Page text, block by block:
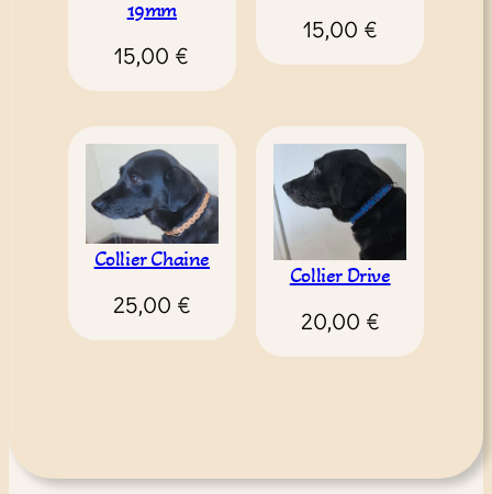
19mm
15,00 €
15,00 €
Collier Chaine
25,00 €
Collier Drive
20,00 €